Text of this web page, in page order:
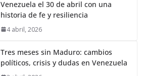
Venezuela el 30 de abril con una
historia de fe y resiliencia
4 abril, 2026
Tres meses sin Maduro: cambios
políticos, crisis y dudas en Venezuela